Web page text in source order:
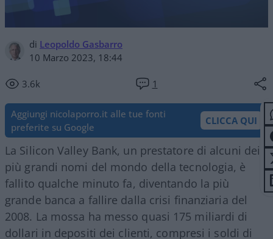
di Leopoldo Gasbarro
10 Marzo 2023, 18:44
3.6k 1
Aggiungi nicolaporro.it alle tue fonti
preferite su Google
CLICCA QUI
La Silicon Valley Bank, un prestatore di alcuni dei
più grandi nomi del mondo della tecnologia, è
fallito qualche minuto fa, diventando la più
grande banca a fallire dalla crisi finanziaria del
2008. La mossa ha messo quasi 175 miliardi di
dollari in depositi dei clienti, compresi i soldi di